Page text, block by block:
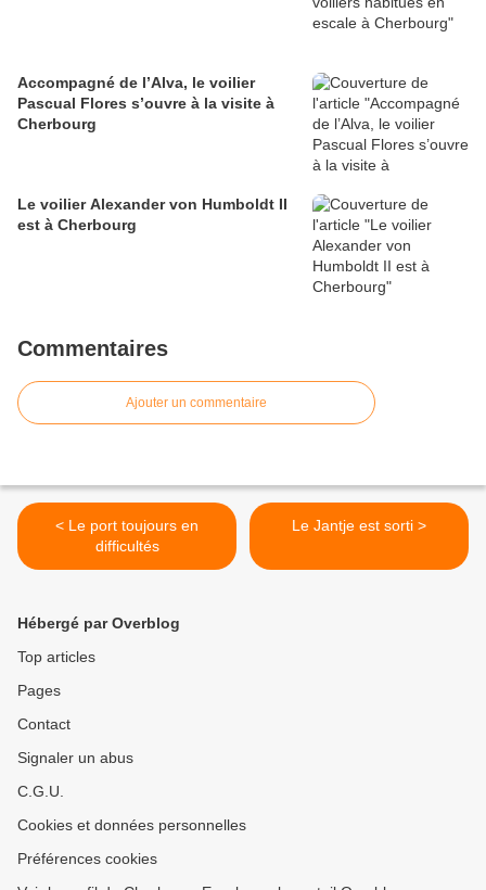
Accompagné de l’Alva, le voilier
Pascual Flores s’ouvre à la visite à
Cherbourg
Le voilier Alexander von Humboldt II
est à Cherbourg
Commentaires
Ajouter un commentaire
< Le port toujours en
difficultés
Le Jantje est sorti >
Hébergé par Overblog
Top articles
Pages
Contact
Signaler un abus
C.G.U.
Cookies et données personnelles
Préférences cookies